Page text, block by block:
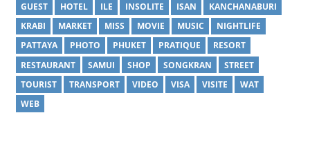
GUEST
HOTEL ILE INSOLITE ISAN
KANCHANABURI
KRABI
MARKET MISS MOVIE MUSIC
NIGHTLIFE
PATTAYA
PHOTO PHUKET PRATIQUE
RESORT
RESTAURANT
SAMUI SHOP SONGKRAN
STREET
TOURIST
TRANSPORT VIDEO VISA VISITE
WAT
WEB